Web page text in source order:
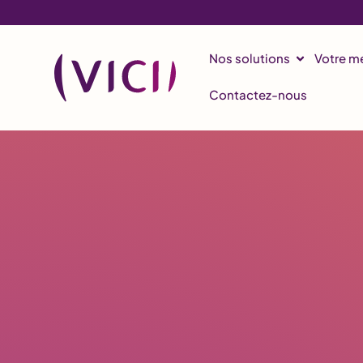
Nos solutions Votre
Contactez-nous
La gestion des